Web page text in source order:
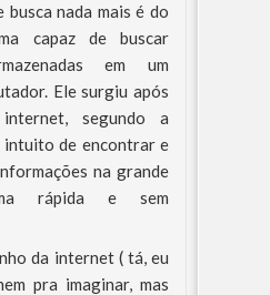
busca nada mais é do
capaz de buscar
em um
Ele surgiu após
segundo a
intuito de encontrar e
na grande
rápida e sem
da internet ( tá, eu
pra imaginar, mas